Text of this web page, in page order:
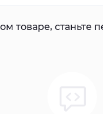
товаре, станьте